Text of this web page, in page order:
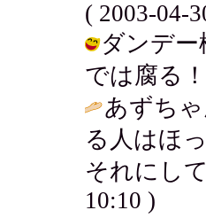
( 2003-04-
ダンデ
では腐る
あずち
る人はほ
それにし
10:10 )